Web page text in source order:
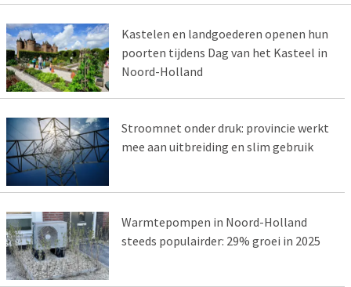
Kastelen en landgoederen openen hun
poorten tijdens Dag van het Kasteel in
Noord-Holland
Stroomnet onder druk: provincie werkt
mee aan uitbreiding en slim gebruik
Warmtepompen in Noord-Holland
steeds populairder: 29% groei in 2025